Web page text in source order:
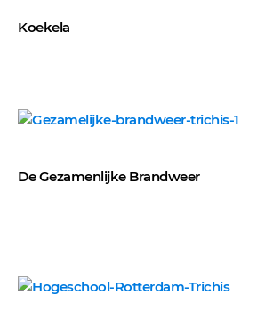
Koekela
De Gezamenlijke Brandweer